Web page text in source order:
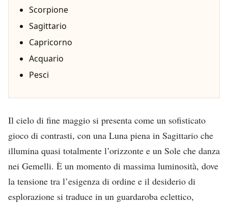
Scorpione
Sagittario
Capricorno
Acquario
Pesci
Il cielo di fine maggio si presenta come un sofisticato
gioco di contrasti, con una Luna piena in Sagittario che
illumina quasi totalmente l’orizzonte e un Sole che danza
nei Gemelli. È un momento di massima luminosità, dove
la tensione tra l’esigenza di ordine e il desiderio di
esplorazione si traduce in un guardaroba eclettico,